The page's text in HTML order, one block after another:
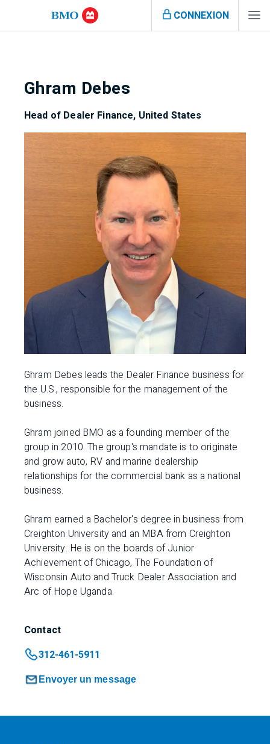
CONNEXION
Ghram Debes
Head of Dealer Finance, United States
Ghram Debes leads the Dealer Finance business for
the U.S., responsible for the management of the
business.
Ghram joined BMO as a founding member of the
group in 2010. The group's mandate is to originate
and grow auto, RV and marine dealership
relationships for the commercial bank as a national
business.
Ghram earned a Bachelor's degree in business from
Creighton University and an MBA from Creighton
University. He is on the boards of Junior
Achievement of Chicago, The Foundation of
Wisconsin Auto and Truck Dealer Association and
Arc of Hope Uganda.
Contact
312-461-5911
Envoyer un message